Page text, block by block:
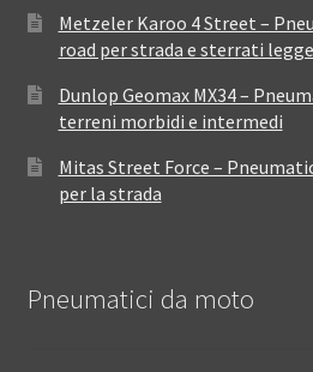
Metzeler Karoo 4 Street –
road per strada e sterrati
Dunlop Geomax MX34 –
terreni morbidi e intermedi
Mitas Street Force –
per la strada
Pneumatici da moto